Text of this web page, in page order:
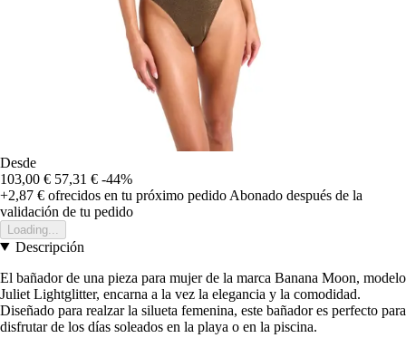
Desde
103,00 € 57,31 € -44%
+2,87 € ofrecidos en tu próximo pedido Abonado después de la
validación de tu pedido
Loading...
Descripción
El bañador de una pieza para mujer de la marca Banana Moon, modelo
Juliet Lightglitter, encarna a la vez la elegancia y la comodidad.
Diseñado para realzar la silueta femenina, este bañador es perfecto para
disfrutar de los días soleados en la playa o en la piscina.